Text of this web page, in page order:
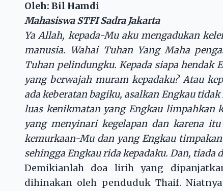
Oleh: Bil Hamdi
Mahasiswa STFI Sadra Jakarta
Ya Allah, kepada-Mu aku mengadukan
manusia. Wahai Tuhan Yang Maha
Tuhan pelindungku. Kepada siapa hendak
yang berwajah muram kepadaku? Atau
ada keberatan bagiku, asalkan Engkau
luas kenikmatan yang Engkau limpahkan
yang menyinari kegelapan dan karena
kemurkaan-Mu dan yang Engkau
sehingga Engkau rida kepadaku. Dan, tiada
Demikianlah doa lirih yang
dihinakan oleh penduduk Thaif.